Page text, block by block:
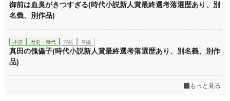
御前は血臭がきつすぎる(時代小説新人賞最終選考落選歴あり、別
名義、別作品)
小説 歴史・時代 完結 長編
真田の傀儡子(時代小説新人賞最終選考落選歴あり、別名義、別作
品)
もっと見る